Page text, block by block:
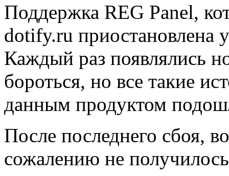
Поддержка REG Panel,
dotify.ru приостановлена
Каждый раз появлялись
бороться, но все такие
данным продуктом
После последнего сбоя,
сожалению не